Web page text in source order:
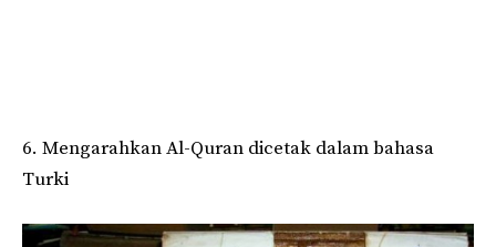
6. Mengarahkan Al-Quran dicetak dalam bahasa
Turki